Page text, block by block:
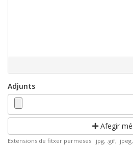
Adjunts
Afegir
Extensions de fitxer permeses: .jpg, .gif,